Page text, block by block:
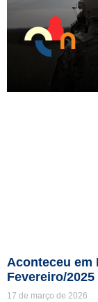
Aconteceu em
Fevereiro/2025
17 de março de 2026